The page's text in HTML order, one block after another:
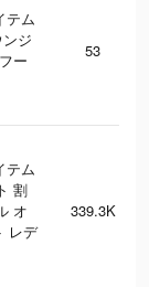
テム
ジ
ー
53
テム
割
オ
レデ
339.3K